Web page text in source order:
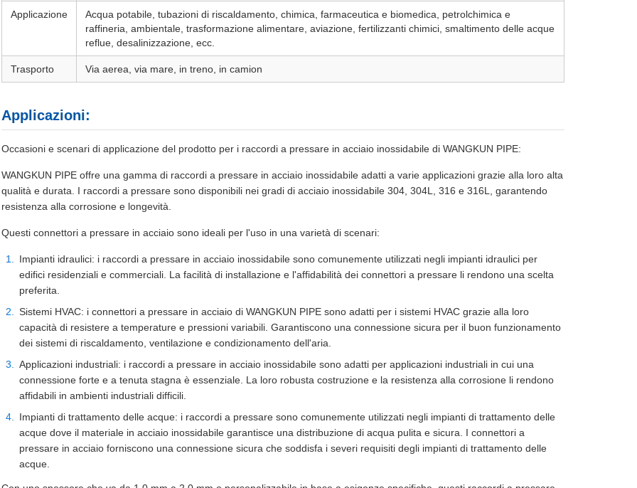
Applicazione
Acqua potabile, tubazioni di riscaldamento, chimica, farmaceutica e biomedica, petrolchimica e
raffineria, ambientale, trasformazione alimentare, aviazione, fertilizzanti chimici, smaltimento delle acque
reflue, desalinizzazione, ecc.
Trasporto Via aerea, via mare, in treno, in camion
Applicazioni:
Occasioni e scenari di applicazione del prodotto per i raccordi a pressare in acciaio inossidabile di WANGKUN PIPE:
WANGKUN PIPE offre una gamma di raccordi a pressare in acciaio inossidabile adatti a varie applicazioni grazie alla loro alta
qualità e durata. I raccordi a pressare sono disponibili nei gradi di acciaio inossidabile 304, 304L, 316 e 316L, garantendo
resistenza alla corrosione e longevità.
Questi connettori a pressare in acciaio sono ideali per l'uso in una varietà di scenari:
Impianti idraulici: i raccordi a pressare in acciaio inossidabile sono comunemente utilizzati negli impianti idraulici per
edifici residenziali e commerciali. La facilità di installazione e l'affidabilità dei connettori a pressare li rendono una scelta
preferita.
Sistemi HVAC: i connettori a pressare in acciaio di WANGKUN PIPE sono adatti per i sistemi HVAC grazie alla loro
capacità di resistere a temperature e pressioni variabili. Garantiscono una connessione sicura per il buon funzionamento
dei sistemi di riscaldamento, ventilazione e condizionamento dell'aria.
Applicazioni industriali: i raccordi a pressare in acciaio inossidabile sono adatti per applicazioni industriali in cui una
connessione forte e a tenuta stagna è essenziale. La loro robusta costruzione e la resistenza alla corrosione li rendono
affidabili in ambienti industriali difficili.
Impianti di trattamento delle acque: i raccordi a pressare sono comunemente utilizzati negli impianti di trattamento delle
acque dove il materiale in acciaio inossidabile garantisce una distribuzione di acqua pulita e sicura. I connettori a
pressare in acciaio forniscono una connessione sicura che soddisfa i severi requisiti degli impianti di trattamento delle
acque.